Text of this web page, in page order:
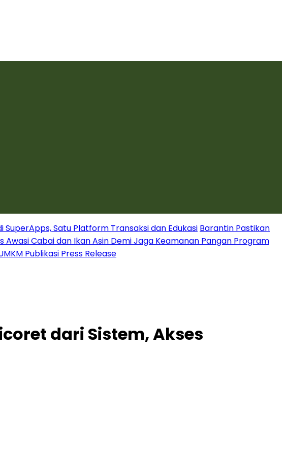
SuperApps, Satu Platform Transaksi dan Edukasi Barantin Pastikan
Awasi Cabai dan Ikan Asin Demi Jaga Keamanan Pangan Program
Publikasi Press Release
dari Sistem, Akses